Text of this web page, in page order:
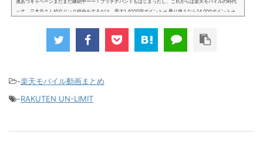
っす。三木谷さん紹介リンク経由をするだけ。最大1,4000円ポイント→ 乗り換えなら14,000ポイント→
け」とも思えるポイントばら撒きキャンペーンを発動してきました。■キャンペーン概要三木谷社長の特
別招待ページから楽天モバイ...
-楽天モバイル動画まとめ
-RAKUTEN UN-LIMIT